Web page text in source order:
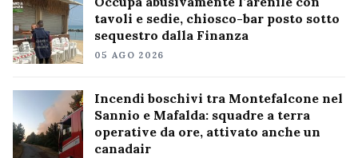
tavoli e sedie, chiosco-bar posto sotto
sequestro dalla Finanza
05 AGO 2026
Incendi boschivi tra Montefalcone nel
Sannio e Mafalda: squadre a terra
operative da ore, attivato anche un
canadair